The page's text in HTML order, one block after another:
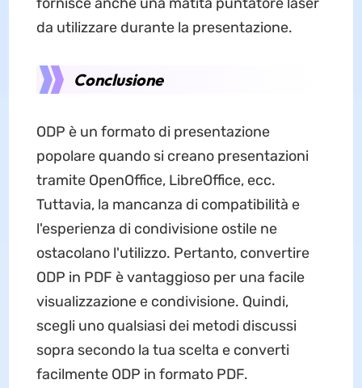
da utilizzare durante la presentazione.
Conclusione
ODP è un formato di presentazione
popolare quando si creano presentazioni
tramite OpenOffice, LibreOffice, ecc.
Tuttavia, la mancanza di compatibilità e
l'esperienza di condivisione ostile ne
ostacolano l'utilizzo. Pertanto, convertire
ODP in PDF è vantaggioso per una facile
visualizzazione e condivisione. Quindi,
scegli uno qualsiasi dei metodi discussi
sopra secondo la tua scelta e converti
facilmente ODP in formato PDF.